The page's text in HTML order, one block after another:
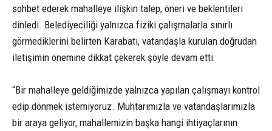
sohbet ederek mahalleye ilişkin talep, öneri ve beklentileri
dinledi. Belediyeciliği yalnızca fiziki çalışmalarla sınırlı
görmediklerini belirten Karabatı, vatandaşla kurulan doğrudan
iletişimin önemine dikkat çekerek şöyle devam etti:
“Bir mahalleye geldiğimizde yalnızca yapılan çalışmayı kontrol
edip dönmek istemiyoruz. Muhtarımızla ve vatandaşlarımızla
bir araya geliyor, mahallemizin başka hangi ihtiyaçlarının